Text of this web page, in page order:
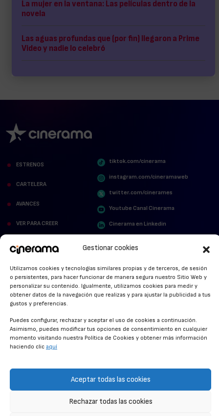
Gestionar cookies
Utilizamos cookies y tecnologías similares propias y de terceros, de sesión
o persistentes, para hacer funcionar de manera segura nuestro Sitio Web y
personalizar su contenido. Igualmente, utilizamos cookies para medir y
obtener datos de la navegación que realizas y para ajustar la publicidad a tus
gustos y preferencias.
Puedes configurar, rechazar y aceptar el uso de cookies a continuación.
Asimismo, puedes modificar tus opciones de consentimiento en cualquier
momento visitando nuestra Política de Cookies y obtener más información
haciendo clic aquí
Aceptar todas las cookies
Rechazar todas las cookies
La mujer en la ventana: Las películas dentro de la
novela
Las aguas profundas que (por fin) llegaron a Prime
Video y nadie lo celebró
ESTRENOS
CARTELERA
AVANCES
VER PARA CREER
ALFOMBRA ROJA
ANUNCIOS DE CINE
tiktok.com/cinerama
instagram.com/cineramaweb
twitter.com/cinerames
Youtube Canal Cinerama
Cinerama en Linkedin
POLÍTICA DE PRIVACIDAD
CONTACTO